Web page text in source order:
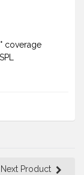
coverage
Next Product